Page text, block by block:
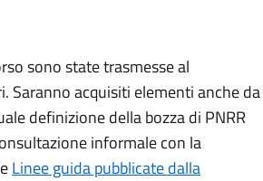
sono state trasmesse al
Saranno acquisiti elementi anche da
definizione della bozza di PNRR
informale con la
Linee guida pubblicate dalla